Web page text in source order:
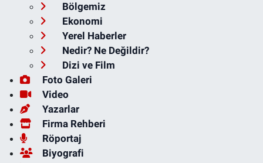
Bölgemiz
Ekonomi
Yerel Haberler
Nedir? Ne Değildir?
Dizi ve Film
Foto Galeri
Video
Yazarlar
Firma Rehberi
Röportaj
Biyografi